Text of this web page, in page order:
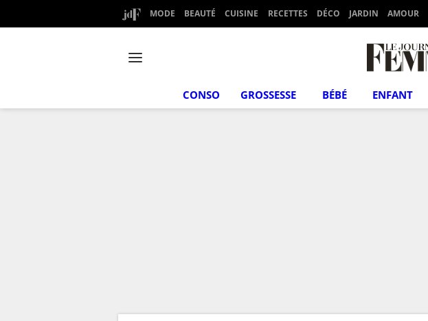
MODE BEAUTÉ CUISINE RECETTES DÉCO JARDIN AMOUR
CONSO GROSSESSE BÉBÉ ENFANT